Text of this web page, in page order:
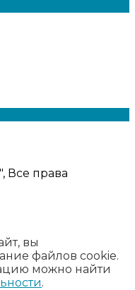
Все права
вы
файлов cookie.
можно найти
.